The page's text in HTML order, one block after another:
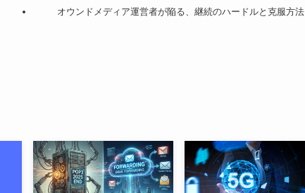
オウンドメディア運営者が陥る、継続のハードルと克服方法